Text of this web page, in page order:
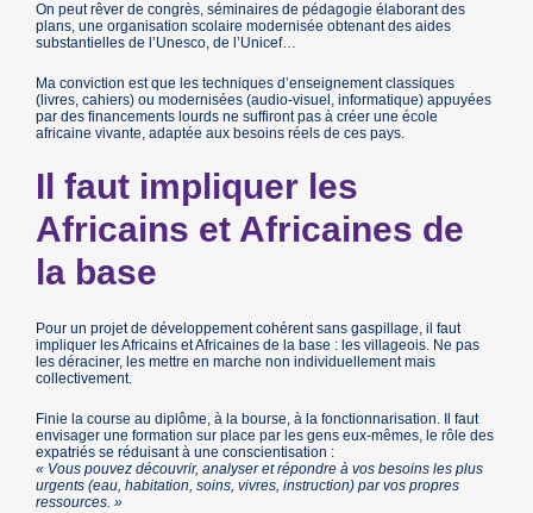
On peut rêver de congrès, séminaires de pédagogie élaborant des
plans, une organisation scolaire modernisée obtenant des aides
substantielles de l’Unesco, de l’Unicef…
Ma conviction est que les techniques d’enseignement classiques
(livres, cahiers) ou modernisées (audio-visuel, informatique) appuyées
par des financements lourds ne suffiront pas à créer une école
africaine vivante, adaptée aux besoins réels de ces pays.
Il faut impliquer les
Africains et Africaines de
la base
Pour un projet de développement cohérent sans gaspillage, il faut
impliquer les Africains et Africaines de la base : les villageois. Ne pas
les déraciner, les mettre en marche non individuellement mais
collectivement.
Finie la course au diplôme, à la bourse, à la fonctionnarisation. Il faut
envisager une formation sur place par les gens eux-mêmes, le rôle des
expatriés se réduisant à une conscientisation :
« Vous pouvez découvrir, analyser et répondre à vos besoins les plus
urgents (eau, habitation, soins, vivres, instruction) par vos propres
ressources. »